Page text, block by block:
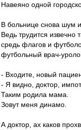
Навеяно одной
В больнице снова шум и
Ведь трудится извечно
средь флагов и
футбольный врач-
- Входите, новый
- Я видно, доктор,
Таким родила мама.
Зовут меня динамо.
А доктор, ах каков